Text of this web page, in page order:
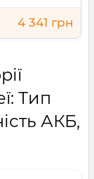
4 341 грн
Тип
АКБ,